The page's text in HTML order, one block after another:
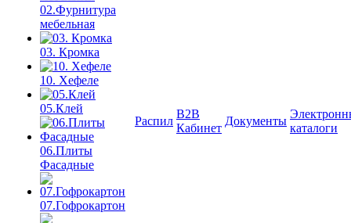
02.Фурнитура
мебельная
03. Кромка
10. Хефеле
05.Клей
06.Плиты
Фасадные
07.Гофрокартон
Распил
B2B
Кабинет
Документы
каталоги